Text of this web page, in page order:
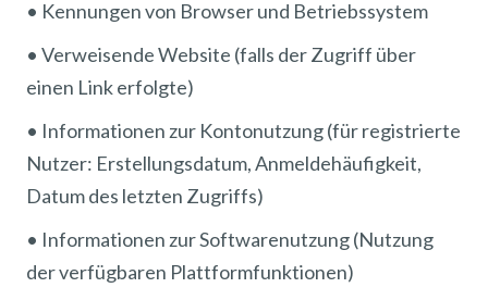
• Kennungen von Browser und Betriebssystem
• Verweisende Website (falls der Zugriff über
einen Link erfolgte)
• Informationen zur Kontonutzung (für registrierte
Nutzer: Erstellungsdatum, Anmeldehäufigkeit,
Datum des letzten Zugriffs)
• Informationen zur Softwarenutzung (Nutzung
der verfügbaren Plattformfunktionen)